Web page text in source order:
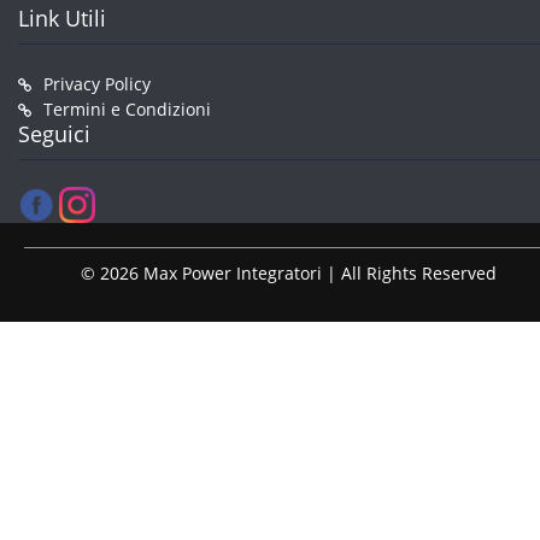
Link Utili
Privacy Policy
Termini e Condizioni
Seguici
© 2026 Max Power Integratori | All Rights Reserved